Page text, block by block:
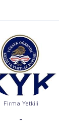
Firma Yetkili
-